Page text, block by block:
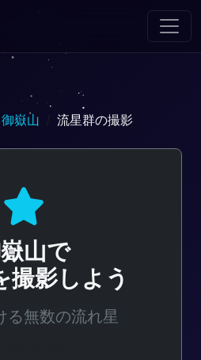
御嶽山 流星群の撮影
山で
撮影しよう
る無数の流れ星